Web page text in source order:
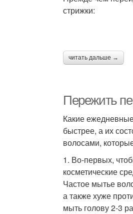
стрижки:
читать дальше →
Пережить
Какие
быстрее, а их
волосами,
1. Во-первых,
косметические
Частое мытье
а также хуже
мыть голову 2-3